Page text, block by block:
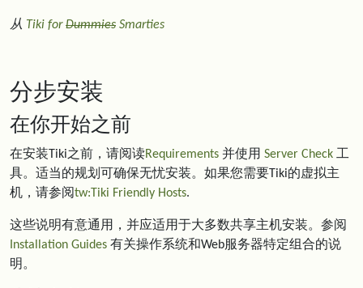
从 Tiki forDummies Smarties
分步安装
在你开始之前
在安装Tiki之前，请阅读Requirements 并使用 Server Check 工
具。适当的规划可确保无忧安装。如果您需要Tiki的虚拟主
机，请参阅tw:Tiki Friendly Hosts.
这些说明有意通用，并应适用于大多数共享主机安装。参阅
Installation Guides 有关操作系统和Web服务器特定组合的说
明。